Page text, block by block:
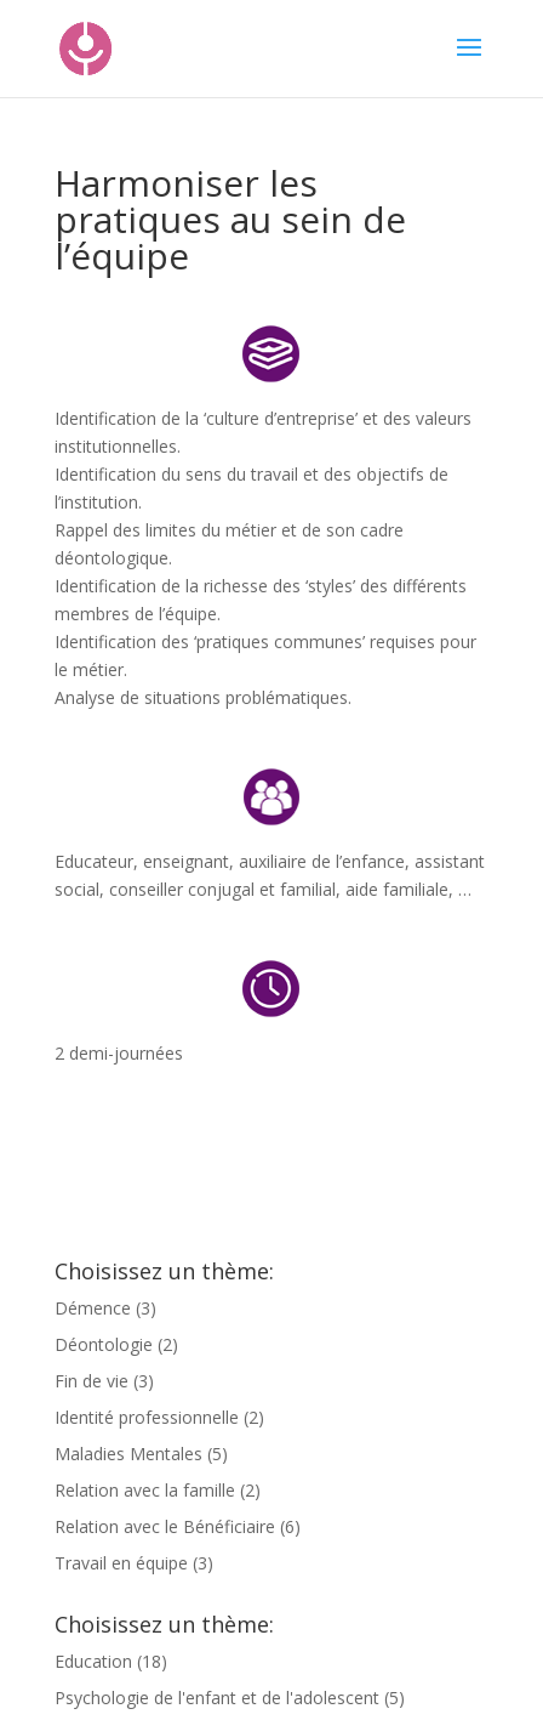
Harmoniser les
pratiques au sein de
l’équipe
Identification de la ‘culture d’entreprise’ et des valeurs
institutionnelles.
Identification du sens du travail et des objectifs de
l’institution.
Rappel des limites du métier et de son cadre
déontologique.
Identification de la richesse des ‘styles’ des différents
membres de l’équipe.
Identification des ‘pratiques communes’ requises pour
le métier.
Analyse de situations problématiques.
Educateur, enseignant, auxiliaire de l’enfance, assistant
social, conseiller conjugal et familial, aide familiale, …
2 demi-journées
Choisissez un thème:
Démence (3)
Déontologie (2)
Fin de vie (3)
Identité professionnelle (2)
Maladies Mentales (5)
Relation avec la famille (2)
Relation avec le Bénéficiaire (6)
Travail en équipe (3)
Choisissez un thème:
Education (18)
Psychologie de l'enfant et de l'adolescent(5)